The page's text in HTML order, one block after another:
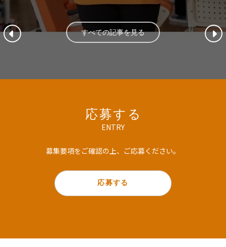
すべての記事を見る
応募する
ENTRY
募集要項をご確認の上、ご応募ください。
応募する